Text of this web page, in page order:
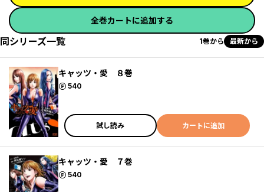
全巻カートに追加する
同シリーズ一覧 1巻から 最新から
キャッツ・愛 ８巻
540
ポイント
試し読み カートに追加
キャッツ・愛 ７巻
540
ポイント